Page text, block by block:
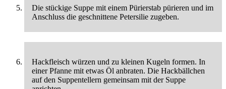
Die stückige Suppe mit einem Pürierstab pürieren und im
Anschluss die geschnittene Petersilie zugeben.
Hackfleisch würzen und zu kleinen Kugeln formen. In
einer Pfanne mit etwas Öl anbraten. Die Hackbällchen
auf den Suppentellern gemeinsam mit der Suppe